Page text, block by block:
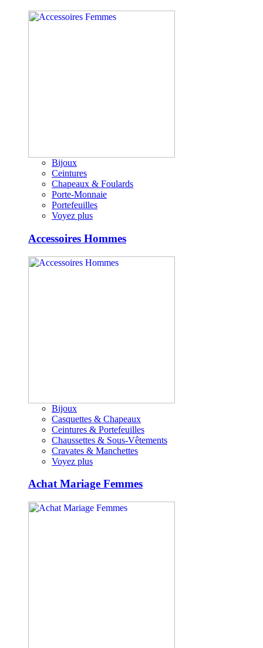
Bijoux
Ceintures
Chapeaux & Foulards
Porte-Monnaie
Portefeuilles
Voyez plus
Accessoires Hommes
Bijoux
Casquettes & Chapeaux
Ceintures & Portefeuilles
Chaussettes & Sous-Vêtements
Cravates & Manchettes
Voyez plus
Achat Mariage Femmes